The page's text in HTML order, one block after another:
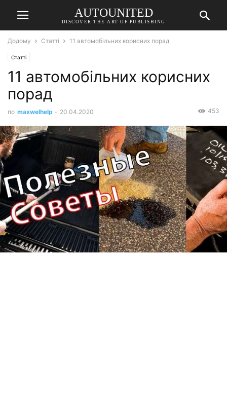
AUTOUNITED
DISCOVER THE ART OF PUBLISHING
Додому Статті 11 автомобільних корисних порад
Статті
11 автомобільних корисних
порад
по maxwelhelp - 20.04.2020 453